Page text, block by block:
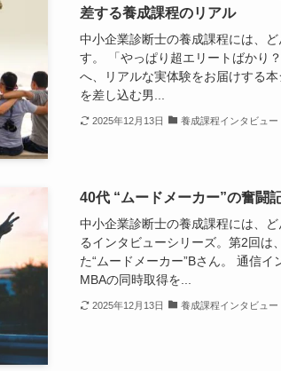
差する養成課程のリアル
中小企業診断士の養成課程には、
す。 「やっぱり超エリートばかり
へ、リアルな実体験をお届けする
を差し込む男...
2025年12月13日 養成課程インタビュー
40代 “ムードメーカー”の奮闘
中小企業診断士の養成課程には、
るインタビューシリーズ。第2回は
た“ムードメーカー”Bさん。 通信
MBAの同時取得を...
2025年12月13日 養成課程インタビュー